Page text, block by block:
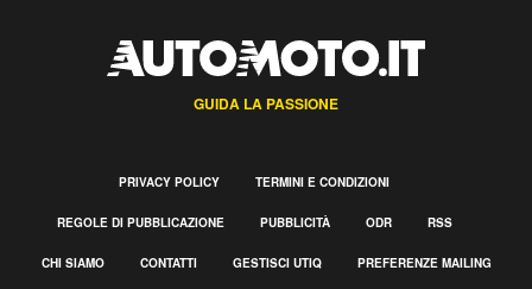
GUIDA LA PASSIONE
PRIVACY POLICY TERMINI E CONDIZIONI
REGOLE DI PUBBLICAZIONE PUBBLICITÀ ODR RSS
CHI SIAMO CONTATTI GESTISCI UTIQ PREFERENZE MAILING